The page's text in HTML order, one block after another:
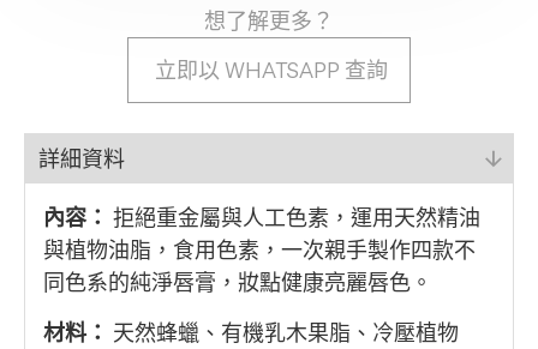
想了解更多？
立即以 WHATSAPP 查詢
詳細資料
內容： 拒絕重金屬與人工色素，運用天然精油
與植物油脂，食用色素，一次親手製作四款不
同色系的純淨唇膏，妝點健康亮麗唇色。
材料： 天然蜂蠟、有機乳木果脂、冷壓植物